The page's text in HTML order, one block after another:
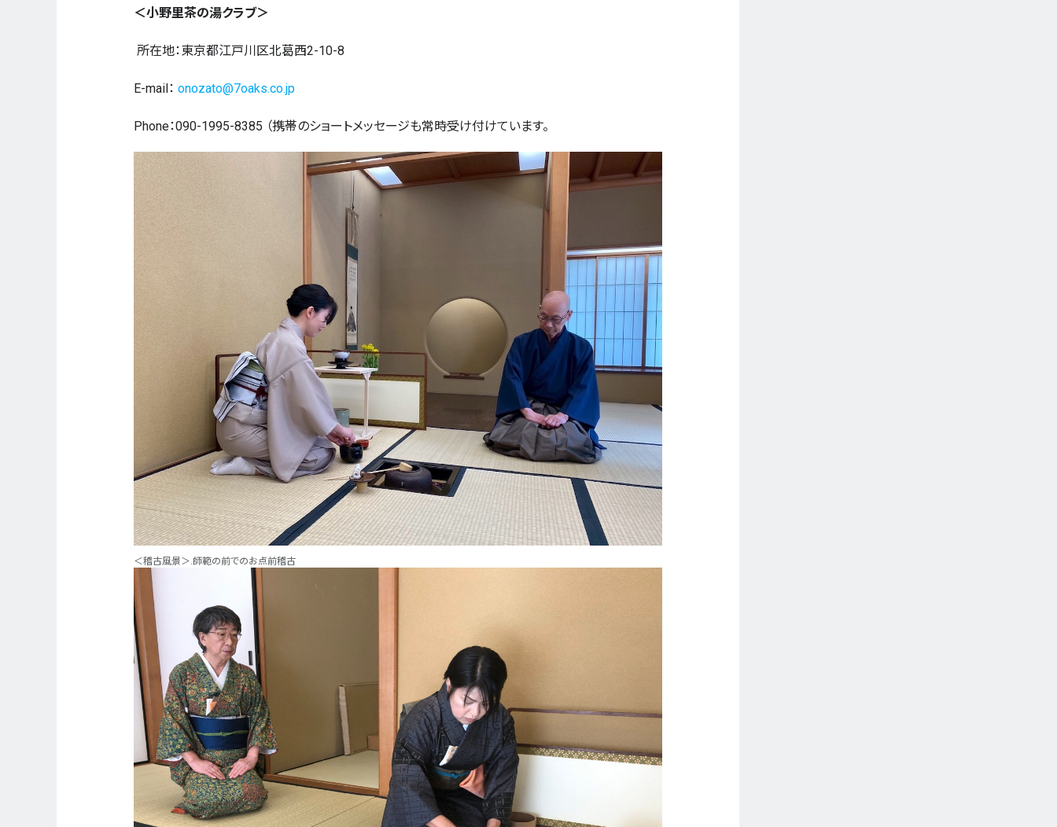
＜小野里茶の湯クラブ＞
所在地：東京都江戸川区北葛西2-10-8
E-mail： onozato@7oaks.co.jp
Phone：090-1995-8385 （携帯のショートメッセージも常時受け付けています。
＜稽古風景＞.師範の前でのお点前稽古